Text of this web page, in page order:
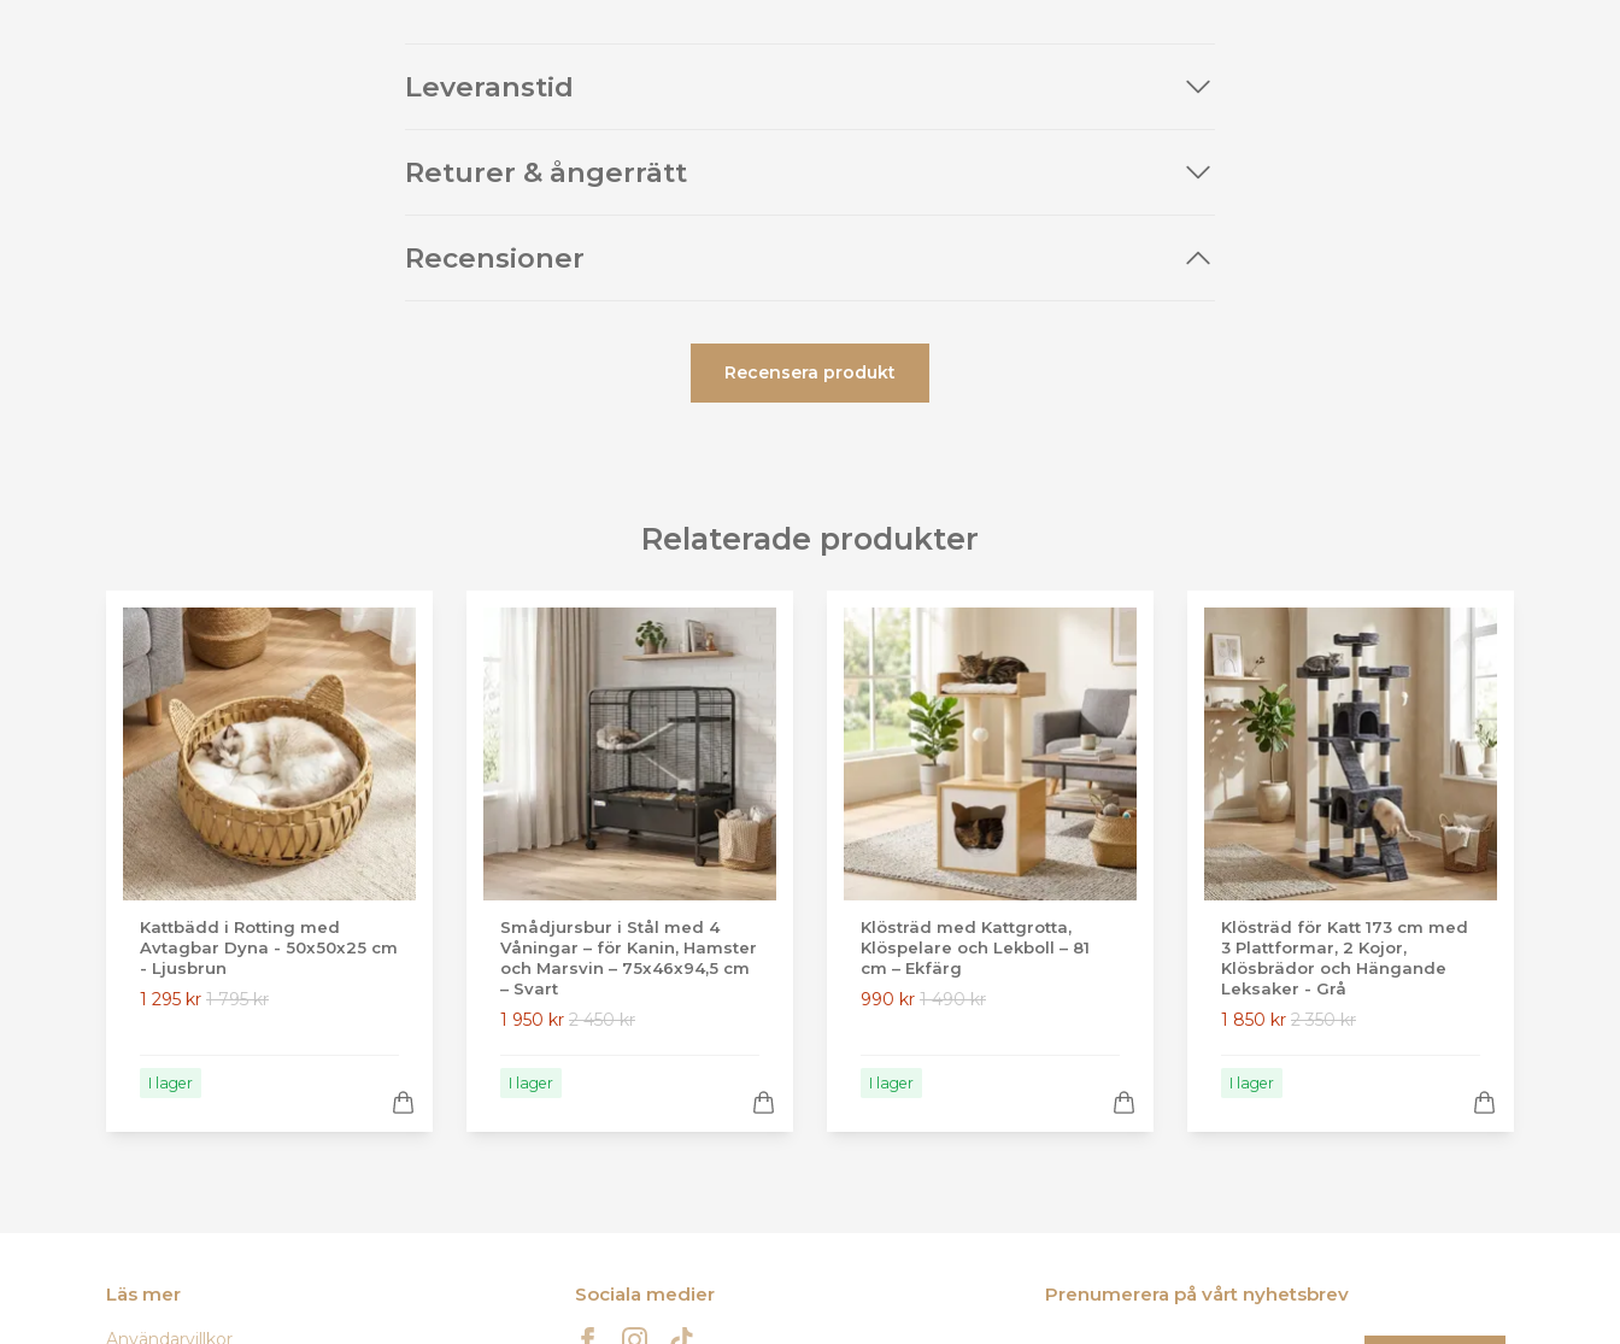
Leveranstid
Returer & ångerrätt
Recensioner
Recensera produkt
Relaterade produkter
Kattbädd i Rotting med
Avtagbar Dyna - 50x50x25 cm
- Ljusbrun
1 295 kr 1 795 kr
I lager
Smådjursbur i Stål med 4
Våningar – för Kanin, Hamster
och Marsvin – 75x46x94,5 cm
– Svart
1 950 kr 2 450 kr
I lager
Klösträd med Kattgrotta,
Klöspelare och Lekboll – 81
cm – Ekfärg
990 kr 1 490 kr
I lager
Klösträd för Katt 173 cm med
3 Plattformar, 2 Kojor,
Klösbrädor och Hängande
Leksaker - Grå
1 850 kr 2 350 kr
I lager
Läs mer
Användarvillkor
Sociala medier Prenumerera på vårt nyhetsbrev